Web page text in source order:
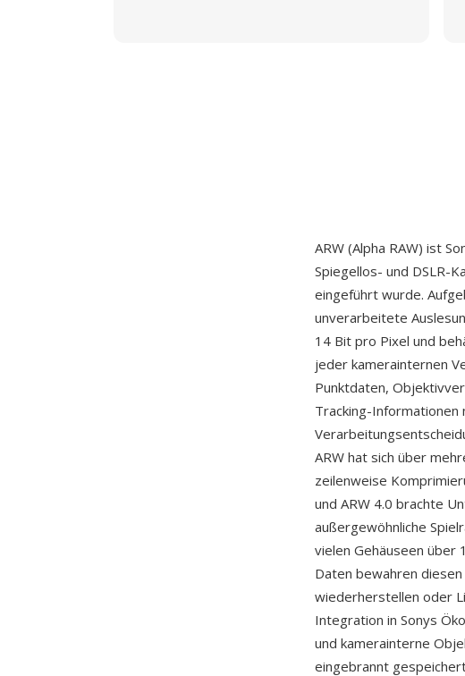
ARW (Alpha RAW) ist
Spiegellos- und DSLR-
eingeführt wurde.
unverarbeitete
14 Bit pro Pixel und
jeder kamerainternen
Punktdaten,
Tracking-
ARW hat sich über
zeilenweise
und ARW 4.0 brachte
außergewöhnliche
vielen Gehäuseen über
Daten bewahren
wiederherstellen oder
Integration in Sonys
und kamerainterne
eingebrannt